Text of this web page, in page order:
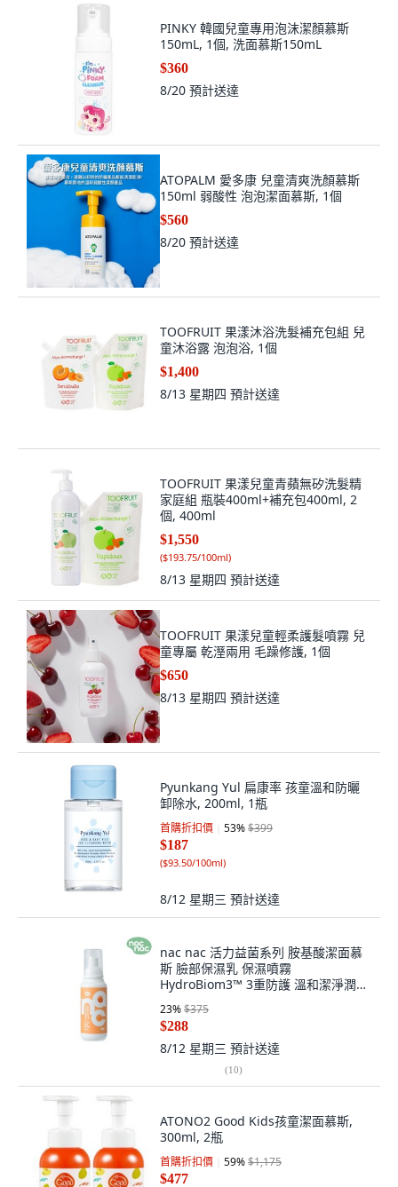
PINKY 韓國兒童專用泡沫潔顏慕斯
150mL, 1個, 洗面慕斯150mL
$360
8/20 預計送達
ATOPALM 愛多康 兒童清爽洗顏慕斯
150ml 弱酸性 泡泡潔面慕斯, 1個
$560
8/20 預計送達
TOOFRUIT 果漾沐浴洗髮補充包組 兒
童沐浴露 泡泡浴, 1個
$1,400
8/13 星期四 預計送達
TOOFRUIT 果漾兒童青蘋無矽洗髮精
家庭組 瓶裝400ml+補充包400ml, 2
個, 400ml
$1,550
($193.75/100ml)
8/13 星期四 預計送達
TOOFRUIT 果漾兒童輕柔護髮噴霧 兒
童專屬 乾溼兩用 毛躁修護, 1個
$650
8/13 星期四 預計送達
Pyunkang Yul 扁康率 孩童溫和防曬
卸除水, 200ml, 1瓶
首購折扣價 53%$399
$187
($93.50/100ml)
8/12 星期三 預計送達
nac nac 活力益菌系列 胺基酸潔面慕
斯 臉部保濕乳 保濕噴霧
HydroBiom3™ 3重防護 溫和潔淨潤
澤, 100ml
23%$375
$288
8/12 星期三 預計送達
(10)
ATONO2 Good Kids孩童潔面慕斯,
300ml, 2瓶
首購折扣價 59%$1,175
$477